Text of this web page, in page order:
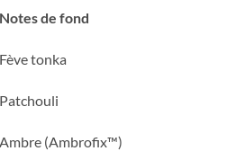
Notes de fond
Fève tonka
Patchouli
Ambre (Ambrofix™)